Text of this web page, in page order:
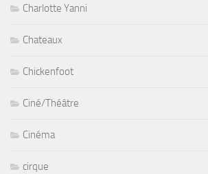
Charlotte Yanni
Chateaux
Chickenfoot
Ciné/Théâtre
Cinéma
cirque